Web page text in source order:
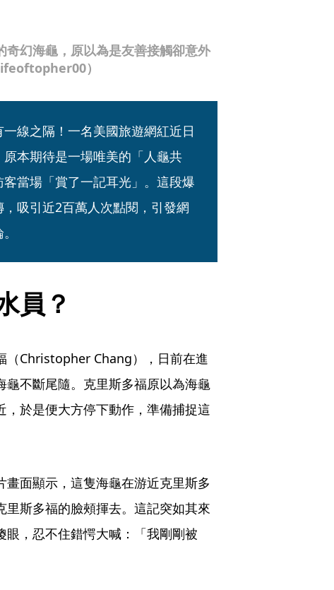
幻海龜，原以為是友善接觸卻意外
）
線之隔！一名美國旅遊網紅近日
本期待是一場唯美的「人龜共
當場「賞了一記耳光」。這段爆
吸引近2百萬人次點閱，引發網
員？
（Christopher Chang），日前在進
不斷尾隨。克里斯多福原以為海龜
於是便大方停下動作，準備捕捉這
面顯示，這隻海龜在游近克里斯多
斯多福的臉頰揮去。這記突如其來
，忍不住錯愕大喊：「我剛剛被